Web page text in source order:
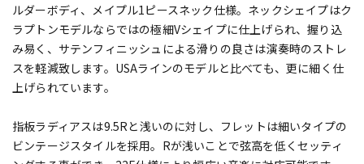
ルダーボディ、メイプル1ピースネック仕様。ネックシェイプはク
ラプトンモデルならではの極細Vシェイプに仕上げられ、握り込
み易く、サテンフィニッシュによる滑りの良さは演奏時のストレ
スを軽減致します。USAラインのモデルと比べても、更に細く仕
上げられています。
指板ラディアスは9.5Rと浅いのに対し、フレットは細いタイプの
ビンテージスタイルを採用。Rが浅いことで弦高を低くセッティ